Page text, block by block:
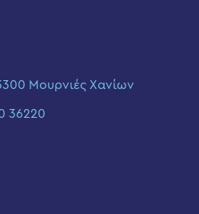
Μουρνιές Χανίων
36220